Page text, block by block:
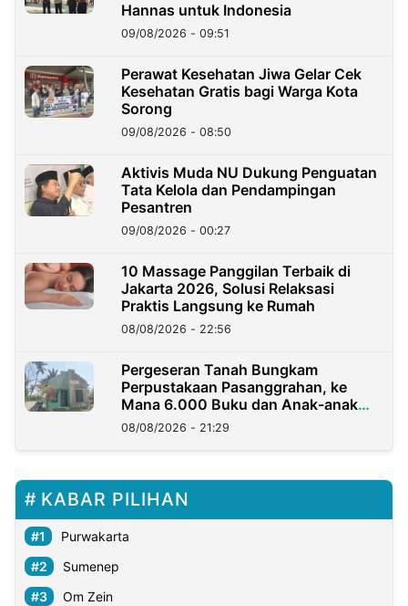
Hannas untuk Indonesia
09/08/2026 - 09:51
Perawat Kesehatan Jiwa Gelar Cek
Kesehatan Gratis bagi Warga Kota
Sorong
09/08/2026 - 08:50
Aktivis Muda NU Dukung Penguatan
Tata Kelola dan Pendampingan
Pesantren
09/08/2026 - 00:27
10 Massage Panggilan Terbaik di
Jakarta 2026, Solusi Relaksasi
Praktis Langsung ke Rumah
08/08/2026 - 22:56
Pergeseran Tanah Bungkam
Perpustakaan Pasanggrahan, ke
Mana 6.000 Buku dan Anak-anak
Kini?
08/08/2026 - 21:29
KABAR PILIHAN
Purwakarta
Sumenep
Om Zein